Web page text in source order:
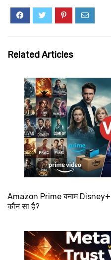
Related Articles
Amazon Prime बनाम
कौन सा है?